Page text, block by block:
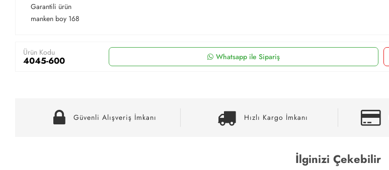
Garantili ürün
manken boy 168
Ürün Kodu
4045-600 Whatsapp ile Sipariş
Güvenli Alışveriş İmkanı Hızlı Kargo İmkanı
İlginizi Çekebilir